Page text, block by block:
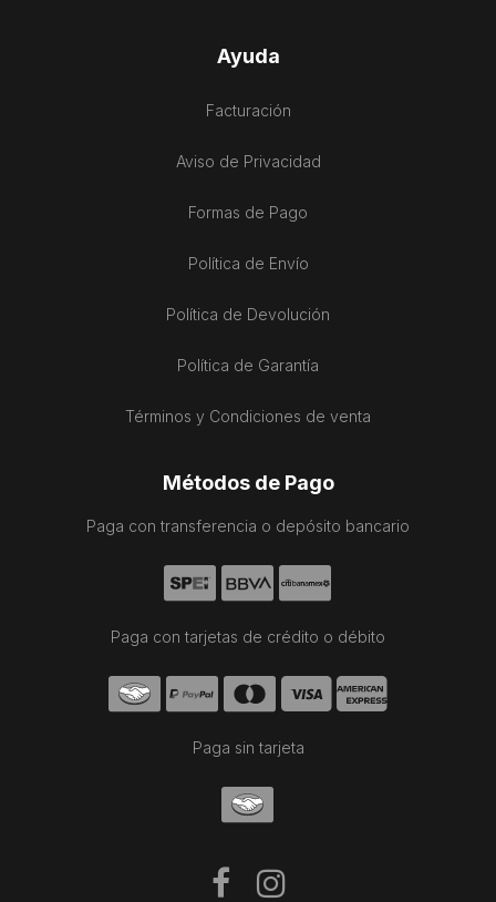
Ayuda
Facturación
Aviso de Privacidad
Formas de Pago
Política de Envío
Política de Devolución
Política de Garantía
Términos y Condiciones de venta
Métodos de Pago
Paga con transferencia o depósito bancario
Paga con tarjetas de crédito o débito
Paga sin tarjeta